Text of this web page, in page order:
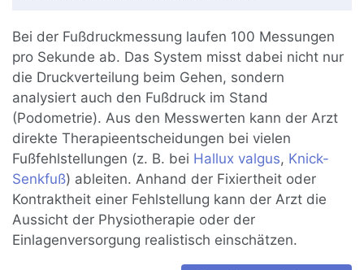
Bei der Fußdruckmessung laufen 100 Messungen
pro Sekunde ab. Das System misst dabei nicht nur
die Druckverteilung beim Gehen, sondern
analysiert auch den Fußdruck im Stand
(Podometrie). Aus den Messwerten kann der Arzt
direkte Therapieentscheidungen bei vielen
Fußfehlstellungen (z. B. bei Hallux valgus, Knick-
Senkfuß) ableiten. Anhand der Fixiertheit oder
Kontraktheit einer Fehlstellung kann der Arzt die
Aussicht der Physiotherapie oder der
Einlagenversorgung realistisch einschätzen.